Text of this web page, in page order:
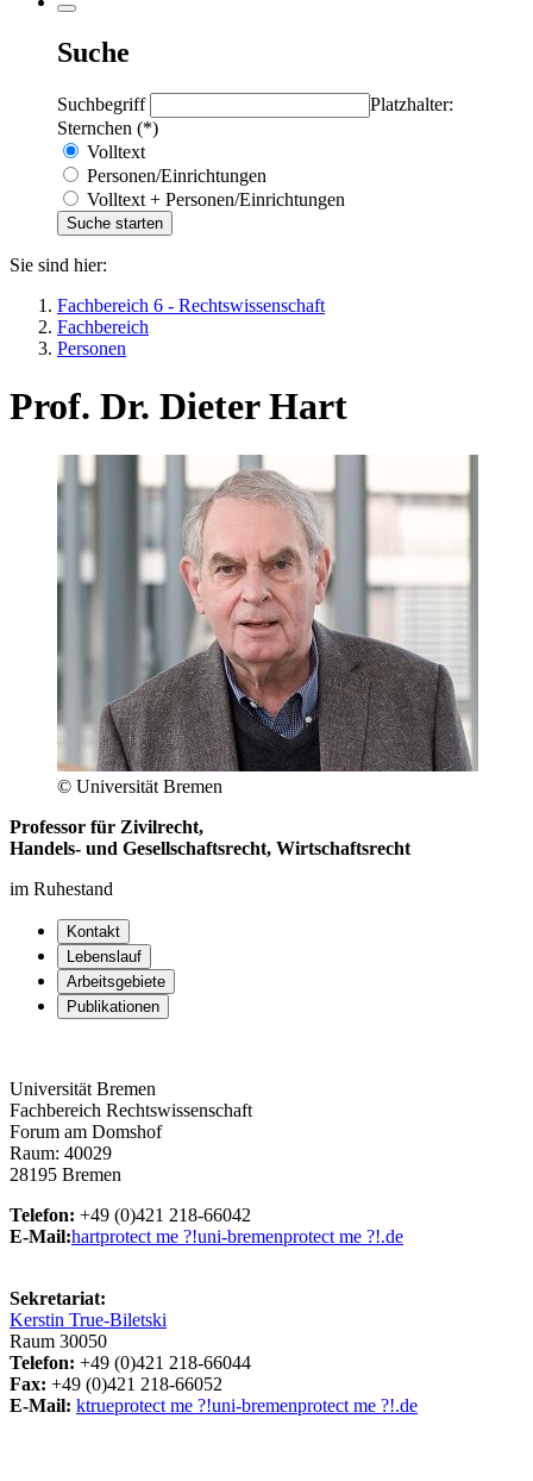
Suche
Suchbegriff
Platzhalter:
Sternchen (*)
Volltext
Personen/Einrichtungen
Volltext + Personen/Einrichtungen
Sie sind hier:
Fachbereich 6 - Rechtswissenschaft
Fachbereich
Personen
Prof. Dr. Dieter Hart
© Universität Bremen
Professor für Zivilrecht,
Handels- und Gesellschaftsrecht, Wirtschaftsrecht
im Ruhestand
Kontakt
Lebenslauf
Arbeitsgebiete
Publikationen
Universität Bremen
Fachbereich Rechtswissenschaft
Forum am Domshof
Raum: 40029
28195 Bremen
Telefon: +49 (0)421 218-66042
E-Mail:hartprotect me ?!uni-bremenprotect me ?!.de
Sekretariat:
Kerstin True-Biletski
Raum 30050
Telefon: +49 (0)421 218-66044
Fax: +49 (0)421 218-66052
E-Mail: ktrueprotect me ?!uni-bremenprotect me ?!.de